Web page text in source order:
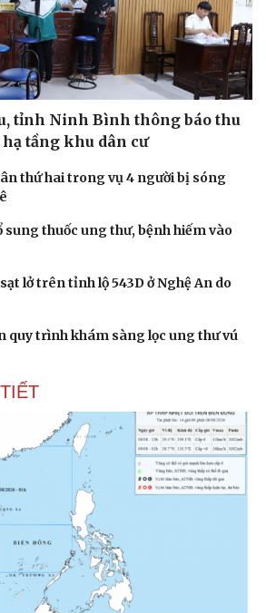
tỉnh Ninh Bình thông báo thu
tầng khu dân cư
thứ hai trong vụ 4 người bị sóng
sung thuốc ung thư, bệnh hiếm vào
lở trên tỉnh lộ 543D ở Nghệ An do
quy trình khám sàng lọc ung thư vú